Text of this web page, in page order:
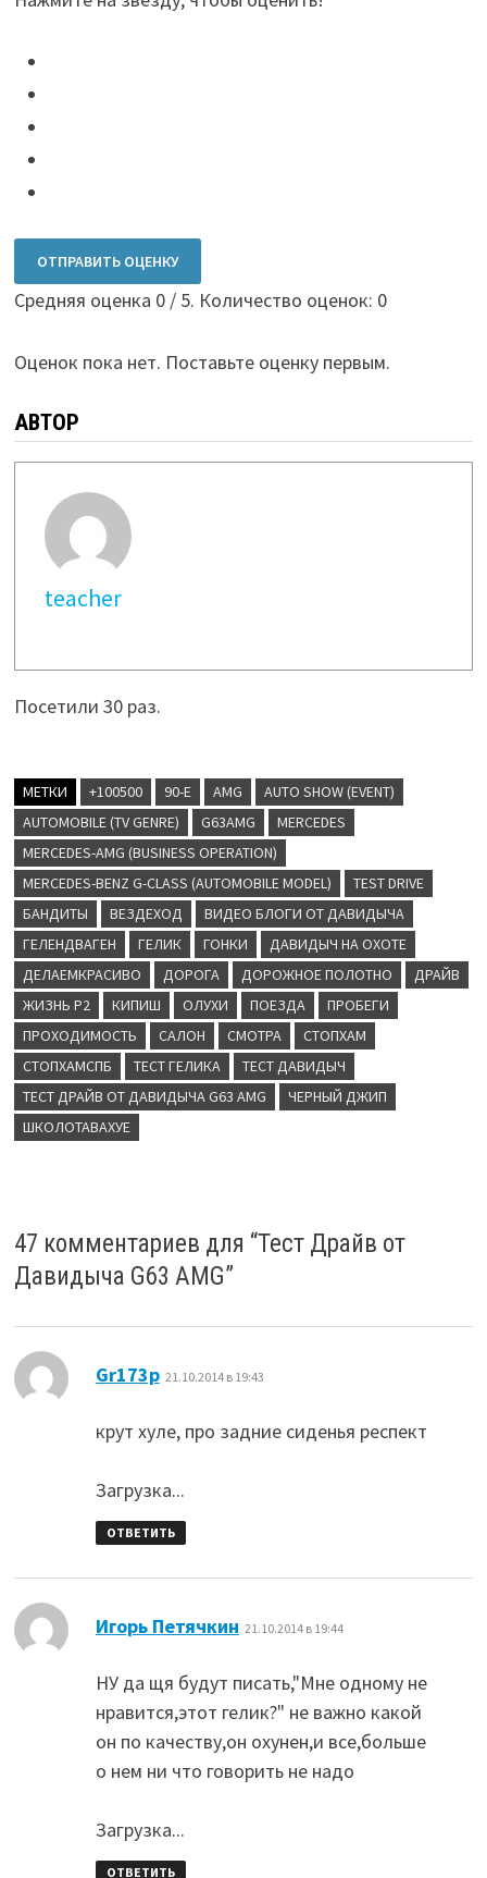
ОТПРАВИТЬ ОЦЕНКУ
Средняя оценка 0/ 5. Количество оценок: 0
Оценок пока нет. Поставьте оценку первым.
АВТОР
teacher
Посетили 30 раз.
МЕТКИ +100500 90-Е AMG
AUTO SHOW (EVENT)
AUTOMOBILE (TV GENRE)
G63AMG
MERCEDES
MERCEDES-AMG (BUSINESS OPERATION)
MERCEDES-BENZ G-CLASS (AUTOMOBILE MODEL)
TEST DRIVE
БАНДИТЫ
ВЕЗДЕХОД
ВИДЕО БЛОГИ ОТ ДАВИДЫЧА
ГЕЛЕНДВАГЕН
ГЕЛИК ГОНКИ
ДАВИДЫЧ НА ОХОТЕ
ДЕЛАЕМКРАСИВО
ДОРОГА ДОРОЖНОЕ ПОЛОТНО
ДРАЙВ
ЖИЗНЬ Р2
КИПИШ ОЛУХИ ПОЕЗДА
ПРОБЕГИ
ПРОХОДИМОСТЬ
САЛОН СМОТРА
СТОПХАМ
СТОПХАМСПБ
ТЕСТ ГЕЛИКА
ТЕСТ ДАВИДЫЧ
ТЕСТ ДРАЙВ ОТ ДАВИДЫЧА G63 AMG
ЧЕРНЫЙ ДЖИП
ШКОЛОТАВАХУЕ
47 комментариев для “Тест Драйв от
Давидыча G63 AMG”
Gr173p: 21.10.2014 в 19:43
крут хуле, про задние сиденья респект
Загрузка...
ОТВЕТИТЬ
Игорь Петячкин 21.10.2014 в 19:44
НУ да щя будут писать,"Мне одному не
нравится,этот гелик?" не важно какой
он по качеству,он охунен,и все,больше
о нем ни что говорить не надо
Загрузка...
ОТВЕТИТЬ